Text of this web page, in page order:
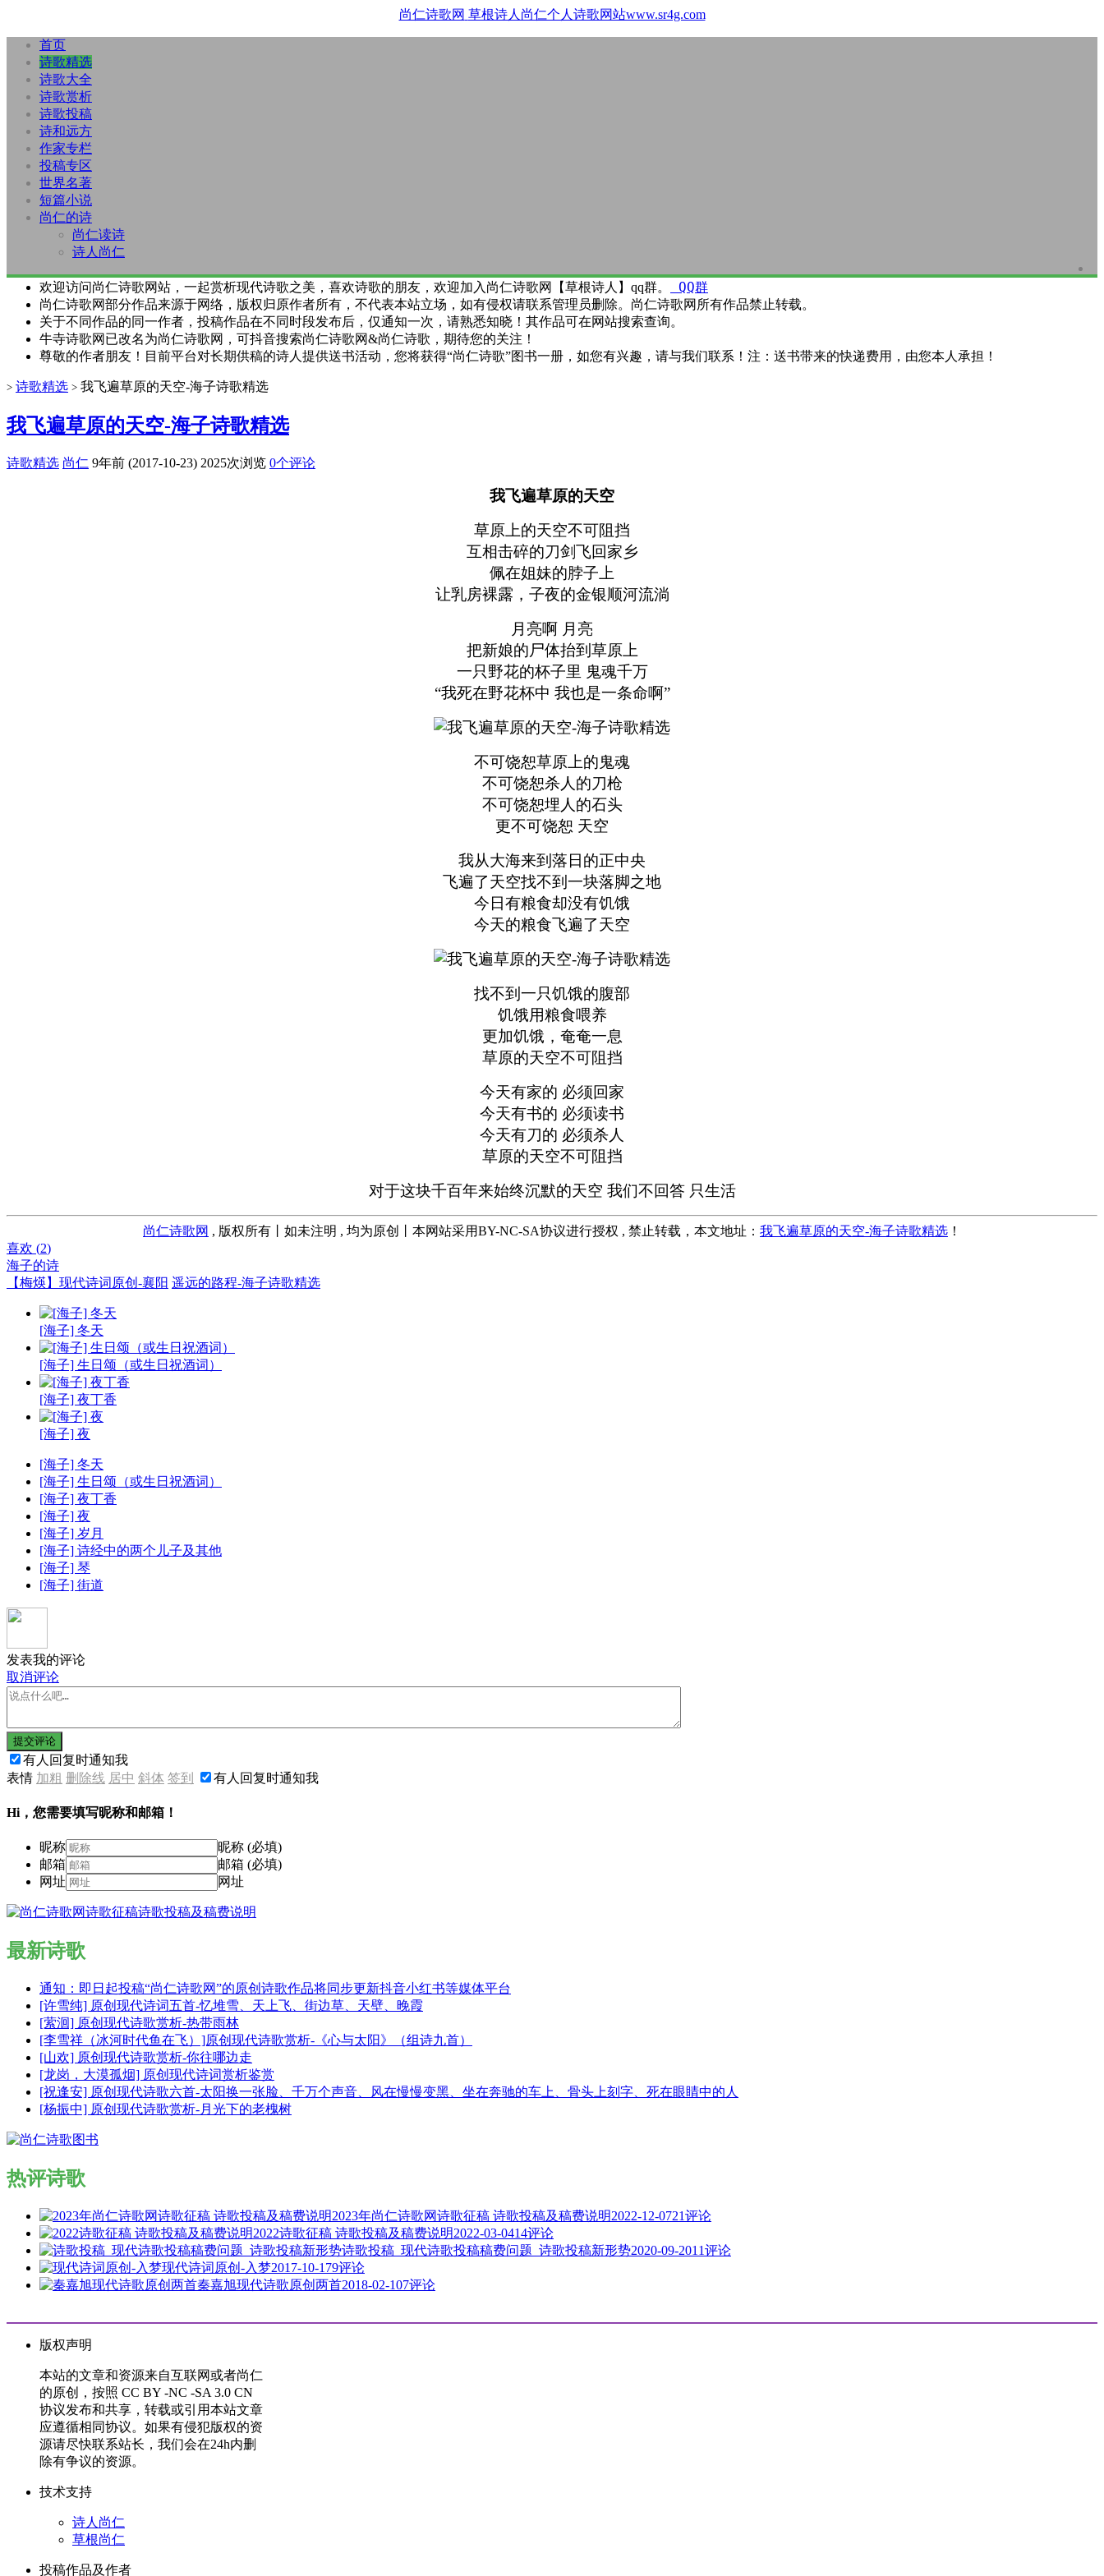
尚仁诗歌网 草根诗人尚仁个人诗歌网站www.sr4g.com
首页
诗歌精选
诗歌大全
诗歌赏析
诗歌投稿
诗和远方
作家专栏
投稿专区
世界名著
短篇小说
尚仁的诗
尚仁读诗
诗人尚仁
欢迎访问尚仁诗歌网站，一起赏析现代诗歌之美，喜欢诗歌的朋友，欢迎加入尚仁诗歌网【草根诗人】qq群。 QQ群
尚仁诗歌网部分作品来源于网络，版权归原作者所有，不代表本站立场，如有侵权请联系管理员删除。尚仁诗歌网所有作品禁止转载。
关于不同作品的同一作者，投稿作品在不同时段发布后，仅通知一次，请熟悉知晓！其作品可在网站搜索查询。
牛寺诗歌网已改名为尚仁诗歌网，可抖音搜索尚仁诗歌网&尚仁诗歌，期待您的关注！
尊敬的作者朋友！目前平台对长期供稿的诗人提供送书活动，您将获得“尚仁诗歌”图书一册，如您有兴趣，请与我们联系！注：送书带来的快递费用，由您本人承担！
> 诗歌精选 > 我飞遍草原的天空-海子诗歌精选
我飞遍草原的天空-海子诗歌精选
诗歌精选 尚仁 9年前 (2017-10-23) 2025次浏览 0个评论
我飞遍草原的天空
草原上的天空不可阻挡
互相击碎的刀剑飞回家乡
佩在姐妹的脖子上
让乳房裸露，子夜的金银顺河流淌
月亮啊 月亮
把新娘的尸体抬到草原上
一只野花的杯子里 鬼魂千万
“我死在野花杯中 我也是一条命啊”
不可饶恕草原上的鬼魂
不可饶恕杀人的刀枪
不可饶恕埋人的石头
更不可饶恕 天空
我从大海来到落日的正中央
飞遍了天空找不到一块落脚之地
今日有粮食却没有饥饿
今天的粮食飞遍了天空
找不到一只饥饿的腹部
饥饿用粮食喂养
更加饥饿，奄奄一息
草原的天空不可阻挡
今天有家的 必须回家
今天有书的 必须读书
今天有刀的 必须杀人
草原的天空不可阻挡
对于这块千百年来始终沉默的天空 我们不回答 只生活
尚仁诗歌网 , 版权所有丨如未注明 , 均为原创丨本网站采用BY-NC-SA协议进行授权 , 禁止转载，本文地址： 我飞遍草原的天空-海子诗歌精选 ！
喜欢 (2)
海子的诗
【梅煐】现代诗词原创-襄阳 遥远的路程-海子诗歌精选
[海子] 冬天
[海子] 生日颂（或生日祝酒词）
[海子] 夜丁香
[海子] 夜
[海子] 冬天
[海子] 生日颂（或生日祝酒词）
[海子] 夜丁香
[海子] 夜
[海子] 岁月
[海子] 诗经中的两个儿子及其他
[海子] 琴
[海子] 街道
发表我的评论
取消评论
提交评论
有人回复时通知我
表情 加粗 删除线 居中 斜体 签到 有人回复时通知我
Hi，您需要填写昵称和邮箱！
昵称
昵称 (必填)
邮箱
邮箱 (必填)
网址
网址
最新诗歌
通知：即日起投稿“尚仁诗歌网”的原创诗歌作品将同步更新抖音小红书等媒体平台
[许雪纯] 原创现代诗词五首-忆堆雪、天上飞、街边草、天壁、晚霞
[萦洄] 原创现代诗歌赏析-热带雨林
[李雪祥（冰河时代鱼在飞）]原创现代诗歌赏析-《心与太阳》（组诗九首）
[山欢] 原创现代诗歌赏析-你往哪边走
[龙岗，大漠孤烟] 原创现代诗词赏析鉴赏
[祝逢安] 原创现代诗歌六首-太阳换一张脸、千万个声音、风在慢慢变黑、坐在奔驰的车上、骨头上刻字、死在眼睛中的人
[杨振中] 原创现代诗歌赏析-月光下的老槐树
热评诗歌
2023年尚仁诗歌网诗歌征稿 诗歌投稿及稿费说明2022-12-0721评论
2022诗歌征稿 诗歌投稿及稿费说明2022-03-0414评论
诗歌投稿_现代诗歌投稿稿费问题_诗歌投稿新形势2020-09-2011评论
现代诗词原创-入梦2017-10-179评论
秦嘉旭现代诗歌原创两首2018-02-107评论
版权声明
本站的文章和资源来自互联网或者尚仁
的原创，按照 CC BY -NC -SA 3.0 CN
协议发布和共享，转载或引用本站文章
应遵循相同协议。如果有侵犯版权的资
源请尽快联系站长，我们会在24h内删
除有争议的资源。
技术支持
诗人尚仁
草根尚仁
投稿作品及作者